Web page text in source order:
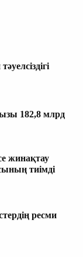
182,8 млрд
жинақтау
тиімді
ресми